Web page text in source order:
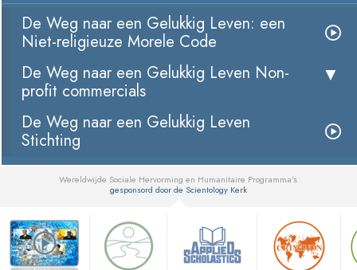
De Weg naar een Gelukkig Leven: een
Niet-religieuze Morele Code
De Weg naar een Gelukkig Leven Non-
profit commercials
De Weg naar een Gelukkig Leven
Stichting
Wereldwijde Sociale Hervorming en Humanitaire Programma’s
gesponsord door de Scientology Kerk